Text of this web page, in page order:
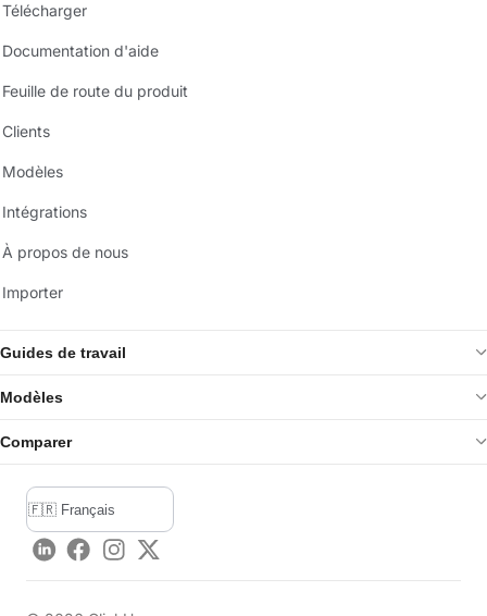
Télécharger
Documentation d'aide
Feuille de route du produit
Clients
Modèles
Intégrations
À propos de nous
Importer
Guides de travail
Modèles
Comparer
LinkedInFacebook
Instagram
Twitter